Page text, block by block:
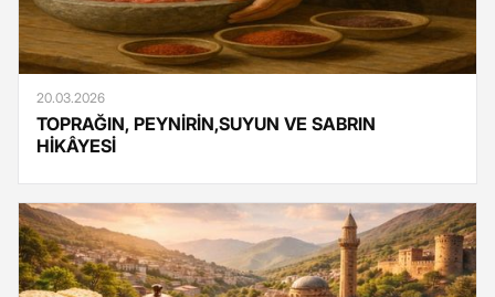
20.03.2026
TOPRAĞIN, PEYNİRİN,SUYUN VE SABRIN
HİKÂYESİ